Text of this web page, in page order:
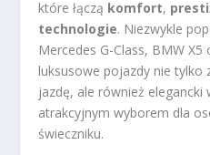
które łączą komfort,
technologie. Niezwykle
Mercedes G-Class, BMW X5
luksusowe pojazdy nie tylko
jazdę, ale również elegancki
atrakcyjnym wyborem dla
świeczniku.